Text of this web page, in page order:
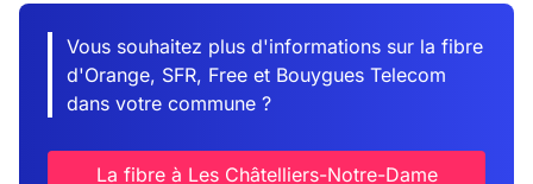
Vous souhaitez plus d'informations sur la fibre
d'Orange, SFR, Free et Bouygues Telecom
dans votre commune ?
La fibre à Les Châtelliers-Notre-Dame